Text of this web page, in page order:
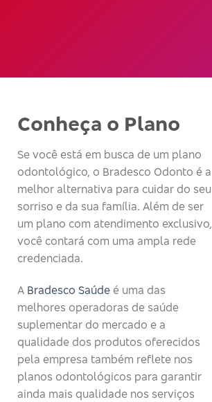
Conheça o Plano
Se você está em busca de um plano
odontológico, o Bradesco Odonto é a
melhor alternativa para cuidar do seu
sorriso e da sua família. Além de ser
um plano com atendimento exclusivo,
você contará com uma ampla rede
credenciada.
A Bradesco Saúde é uma das
melhores operadoras de saúde
suplementar do mercado e a
qualidade dos produtos oferecidos
pela empresa também reflete nos
planos odontológicos para garantir
ainda mais qualidade nos serviços